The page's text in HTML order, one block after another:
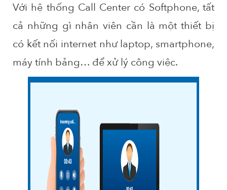
Với hệ thống Call Center có Softphone, tất
cả những gì nhân viên cần là một thiết bị
có kết nối internet như laptop, smartphone,
máy tính bảng… để xử lý công việc.